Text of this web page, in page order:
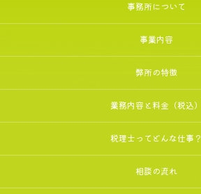
事務所について
事業内容
弊所の特徴
業務内容と料金（税込）
税理士ってどんな仕事？
相談の流れ